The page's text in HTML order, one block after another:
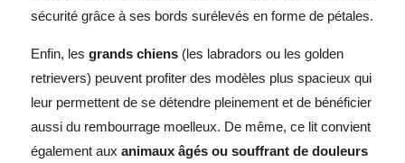
sécurité grâce à ses bords surélevés en forme de pétales.
Enfin, les grands chiens(les labradors ou les golden
retrievers) peuvent profiter des modèles plus spacieux qui
leur permettent de se détendre pleinement et de bénéficier
aussi du rembourrage moelleux. De même, ce lit convient
également aux animaux âgés ou souffrant de douleurs